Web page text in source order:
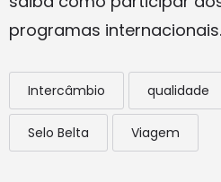
programas internacionais.
Intercâmbio qualidade
Selo Belta Viagem